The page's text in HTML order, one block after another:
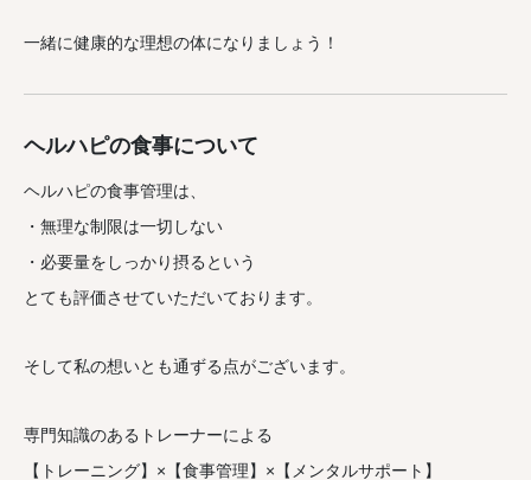
一緒に健康的な理想の体になりましょう！
ヘルハピの食事について
ヘルハピの食事管理は、
・無理な制限は一切しない
・必要量をしっかり摂るという
とても評価させていただいております。
そして私の想いとも通ずる点がございます。
専門知識のあるトレーナーによる
【トレーニング】×【食事管理】×【メンタルサポート】